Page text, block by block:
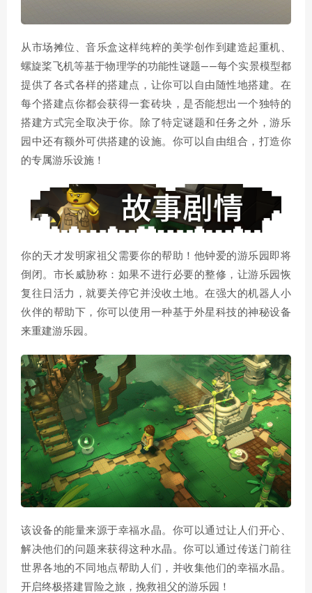
从市场摊位、音乐盒这样纯粹的美学创作到建造起重机、
螺旋桨飞机等基于物理学的功能性谜题——每个实景模型都
提供了各式各样的搭建点，让你可以自由随性地搭建。在
每个搭建点你都会获得一套砖块，是否能想出一个独特的
搭建方式完全取决于你。除了特定谜题和任务之外，游乐
园中还有额外可供搭建的设施。你可以自由组合，打造你
的专属游乐设施！
你的天才发明家祖父需要你的帮助！他钟爱的游乐园即将
倒闭。市长威胁称：如果不进行必要的整修，让游乐园恢
复往日活力，就要关停它并没收土地。在强大的机器人小
伙伴的帮助下，你可以使用一种基于外星科技的神秘设备
来重建游乐园。
该设备的能量来源于幸福水晶。你可以通过让人们开心、
解决他们的问题来获得这种水晶。你可以通过传送门前往
世界各地的不同地点帮助人们，并收集他们的幸福水晶。
开启终极搭建冒险之旅，挽救祖父的游乐园！